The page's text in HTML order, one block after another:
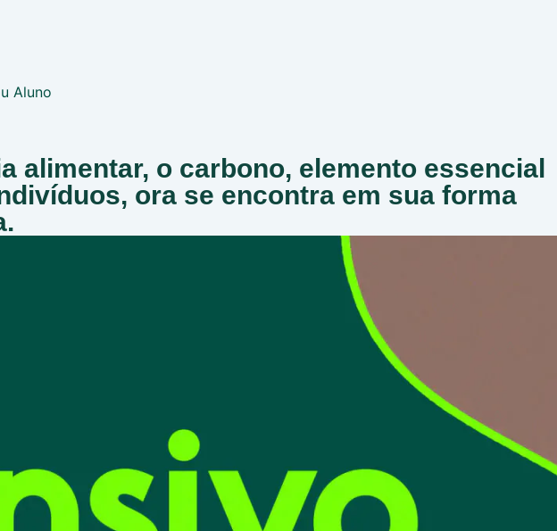
Aluno
alimentar, o carbono, elemento essencial
ora se encontra em sua forma